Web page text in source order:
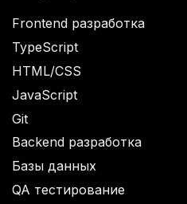
Frontend разработка
TypeScript
HTML/CSS
JavaScript
Git
Backend разработка
Базы данных
QA тестирование